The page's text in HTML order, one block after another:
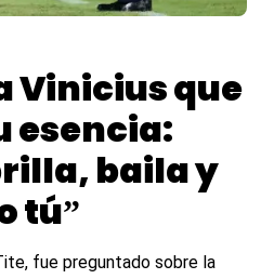
Vinicius que
esencia:
baila y
tú”
fue preguntado sobre la